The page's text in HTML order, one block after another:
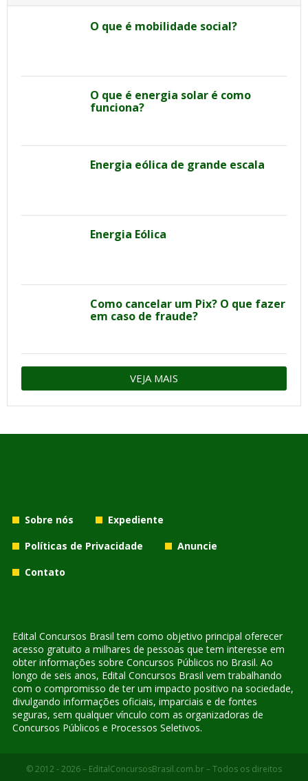
O que é mobilidade social?
O que é energia solar é como
funciona?
Energia eólica de grande escala
Energia Eólica
Como cancelar um Pix? O que fazer
em caso de fraude?
VEJA MAIS
Sobre nós
Expediente
Políticas de Privacidade
Anuncie
Contato
Edital Concursos Brasil tem como objetivo principal oferecer
acesso gratuito a milhares de pessoas que tem interesse em
obter informações sobre Concursos Públicos no Brasil. Ao
longo de seis anos, Edital Concursos Brasil vem trabalhando
com o compromisso de ter um impacto positivo na sociedade,
divulgando informações oficiais, imparciais e de fontes
seguras, sem qualquer vínculo com as organizadoras de
Concursos Públicos e Processos Seletivos.
© 2012 - 2026 – EditalConcursosBrasil.com.br – Todos os direitos